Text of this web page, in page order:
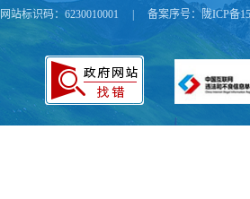
险最高支付
每多断保1
用修复变动
及以上的，
日），补缴
网站标识码：6230010001
备案序号：陇ICP备